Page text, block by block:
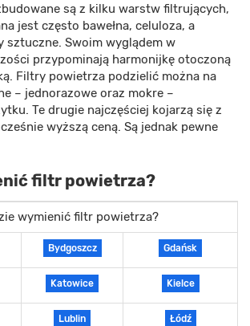
są z kilku warstw filtrujących,
jest często bawełna, celuloza, a
sztuczne. Swoim wyglądem w
przypominają harmonijkę otoczoną
Filtry powietrza podzielić można na
– jednorazowe oraz mokre –
Te drugie najczęściej kojarzą się z
wyższą ceną. Są jednak pewne
filtr powietrza?
wymienić filtr powietrza?
Bydgoszcz Gdańsk
Katowice Kielce
Lublin Łódź